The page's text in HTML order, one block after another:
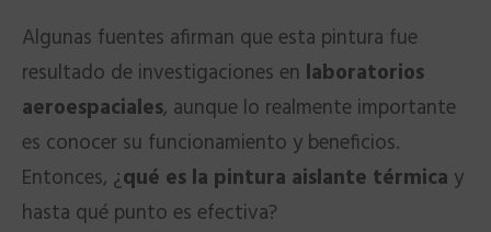
Algunas fuentes afirman que esta pintura fue
resultado de investigaciones en laboratorios
aeroespaciales, aunque lo realmente importante
es conocer su funcionamiento y beneficios.
Entonces, ¿qué es la pintura aislante térmica y
hasta qué punto es efectiva?